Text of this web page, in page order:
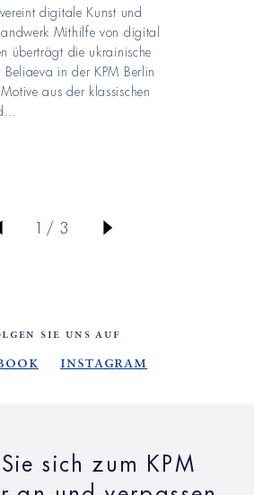
digitale Kunst und
Mithilfe von digital
überträgt die ukrainische
in der KPM Berlin
aus der klassischen
1 / von
3
SIE UNS AUF
Instagram
sich zum KPM